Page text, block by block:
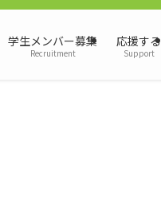
学生メンバー募集
Recruitment
応援する
Support